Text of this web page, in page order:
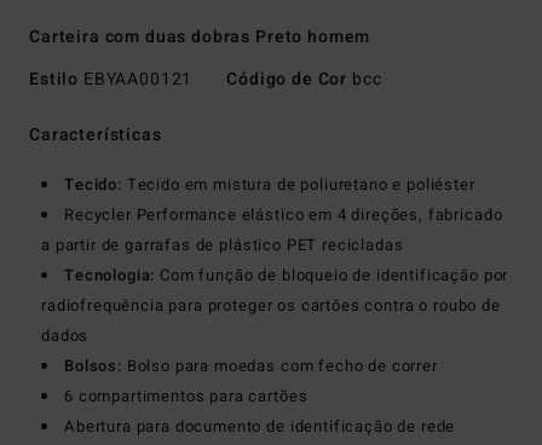
Carteira com duas dobras Preto homem
Estilo EBYAA00121 Código de Cor bcc
Características
Tecido: Tecido em mistura de poliuretano e poliéster
Recycler Performance elástico em 4 direções, fabricado
a partir de garrafas de plástico PET recicladas
Tecnologia: Com função de bloqueio de identificação por
radiofrequência para proteger os cartões contra o roubo de
dados
Bolsos: Bolso para moedas com fecho de correr
6 compartimentos para cartões
Abertura para documento de identificação de rede